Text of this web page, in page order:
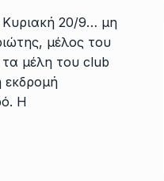
20/9… μη
μέλος του
μέλη του club
Η